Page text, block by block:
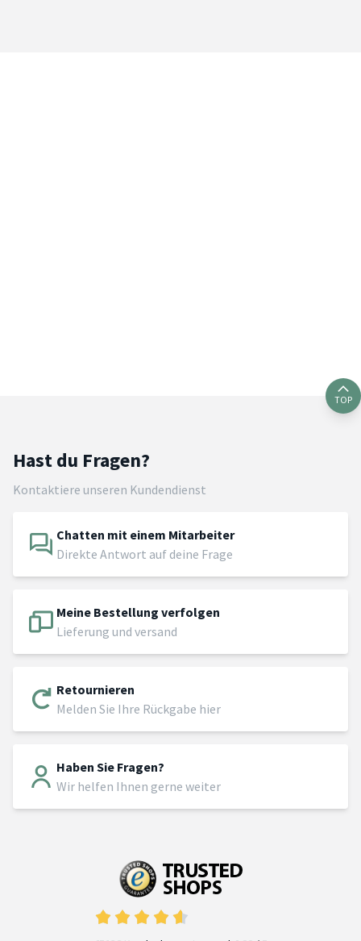
TOP
Hast du Fragen?
Kontaktiere unseren Kundendienst
Chatten mit einem Mitarbeiter
Direkte Antwort auf deine Frage
Meine Bestellung verfolgen
Lieferung und versand
Retournieren
Melden Sie Ihre Rückgabe hier
Haben Sie Fragen?
Wir helfen Ihnen gerne weiter